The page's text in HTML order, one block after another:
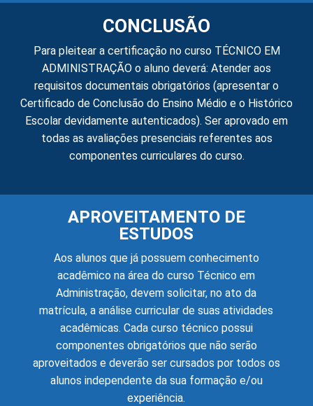
APROVEITAMENTO DE
ESTUDOS
Aos alunos que já possuem conhecimento
acadêmico na área do curso Técnico em
Administração, devem solicitar, no ato da
matrícula, a análise curricular de suas atividades
acadêmicas. Cada curso técnico possui
componentes obrigatórios que não serão
aproveitados e deverão ser cursados por todos os
alunos independente da sua formação e/ou
experiência.
CONCLUSÃO
Para pleitear a certificação no curso TÉCNICO EM
ADMINISTRAÇÃO o aluno deverá: Atender aos
requisitos documentais obrigatórios (apresentar o
Certificado de Conclusão do Ensino Médio e o Histórico
Escolar devidamente autenticados). Ser aprovado em
todas as avaliações presenciais referentes aos
componentes curriculares do curso.